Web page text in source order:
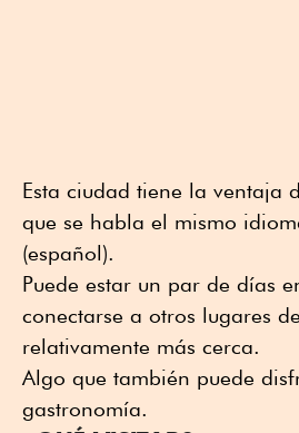
Esta ciudad tiene la ventaja
que se habla el mismo
(español).
Puede estar un par de días
conectarse a otros lugares
relativamente más cerca.
Algo que también puede
gastronomía.